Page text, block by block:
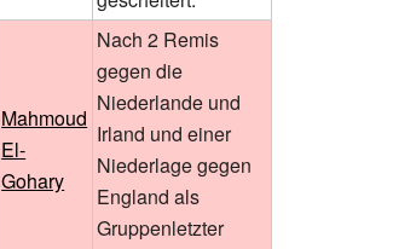
Mahmoud
El-
Gohary
Nach 2 Remis
gegen die
Niederlande und
Irland und einer
Niederlage gegen
England als
Gruppenletzter